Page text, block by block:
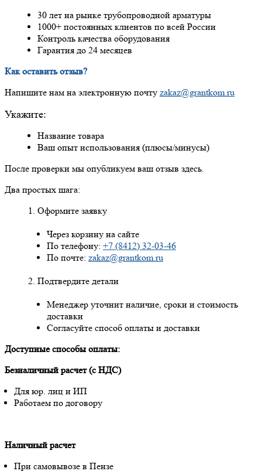
30 лет на рынке трубопроводной арматуры
1000+ постоянных клиентов по всей России
Контроль качества оборудования
Гарантия до 24 месяцев
Как оставить отзыв?
Напишите нам на электронную почту zakaz@grantkom.ru
Укажите:
Название товара
Ваш опыт использования (плюсы/минусы)
После проверки мы опубликуем ваш отзыв здесь.
Два простых шага:
Оформите заявку
Через корзину на сайте
По телефону: +7 (8412) 32-03-46
По почте: zakaz@grantkom.ru
Подтвердите детали
Менеджер уточнит наличие, сроки и стоимость
доставки
Согласуйте способ оплаты и доставки
Доступные способы оплаты:
Безналичный расчет (с НДС)
Для юр. лиц и ИП
Работаем по договору
Наличный расчет
При самовывозе в Пензе